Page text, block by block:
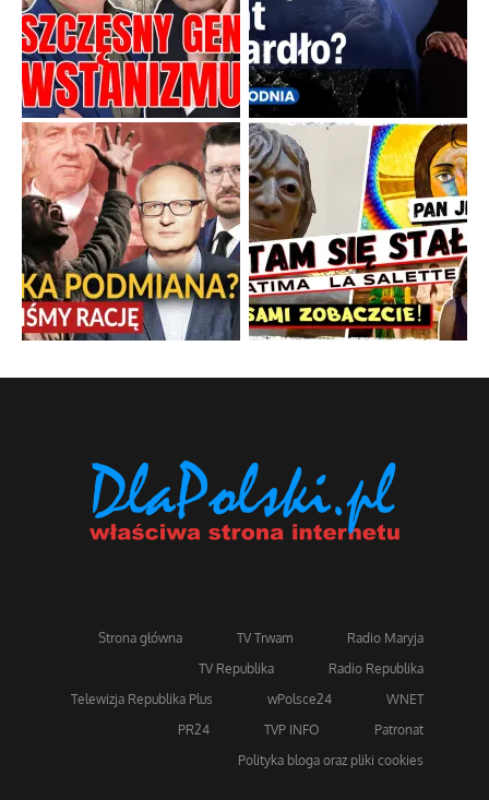
Święte orędzia w cieniu smartfonów.
Popularne